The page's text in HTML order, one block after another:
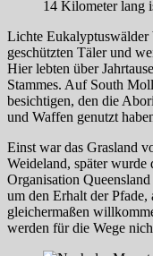
14 Kilometer lang
Lichte Eukalyptuswälder
geschützten Täler und
Hier lebten über
Stammes. Auf South
besichtigen, den die
und Waffen genutzt
Einst war das Grasland
Weideland, später
Organisation
um den Erhalt der Pfade,
gleichermaßen
werden für die Wege